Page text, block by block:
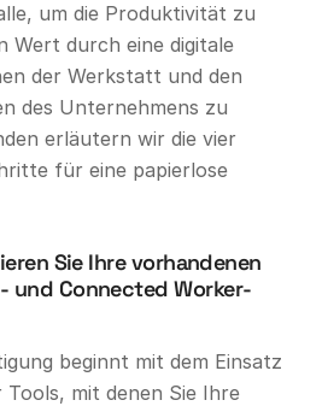
um die Produktivität zu
Wert durch eine digitale
der Werkstatt und den
des Unternehmens zu
erläutern wir die vier
für eine papierlose
Sie Ihre vorhandenen
und Connected Worker-
beginnt mit dem Einsatz
Tools, mit denen Sie Ihre